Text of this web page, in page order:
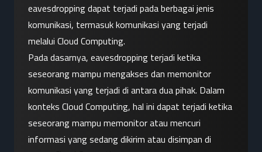
eavesdropping dapat terjadi pada berbagai jenis
komunikasi, termasuk komunikasi yang terjadi
melalui Cloud Computing.
Pada dasarnya, eavesdropping terjadi ketika
seseorang mampu mengakses dan memonitor
komunikasi yang terjadi di antara dua pihak. Dalam
konteks Cloud Computing, hal ini dapat terjadi ketika
seseorang mampu memonitor atau mencuri
informasi yang sedang dikirim atau disimpan di